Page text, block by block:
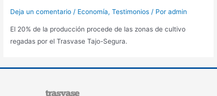
Deja un comentario / Economía,Testimonios / Poradmin
El 20% de la producción procede de las zonas de cultivo
regadas por el Trasvase Tajo-Segura.